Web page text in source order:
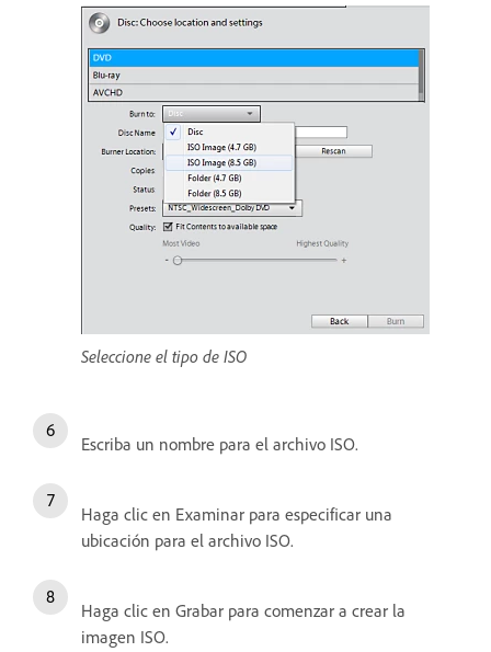
Seleccione el tipo de ISO
Escriba un nombre para el archivo ISO.
Haga clic en Examinar para especificar una
ubicación para el archivo ISO.
Haga clic en Grabar para comenzar a crear la
imagen ISO.